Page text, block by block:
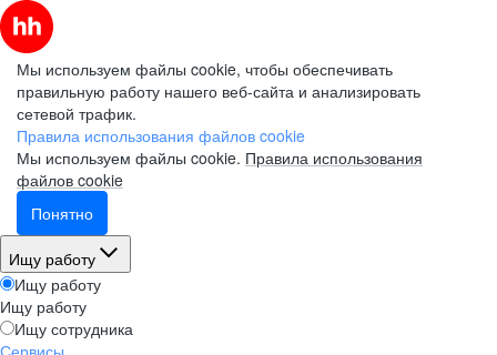
Мы используем файлы cookie, чтобы обеспечивать
правильную работу нашего веб-сайта и анализировать
сетевой трафик.
Правила использования файлов cookie
Мы используем файлы cookie. Правила использования
файлов cookie
Понятно
Ищу работу
Ищу работу
Ищу работу
Ищу сотрудника
Сервисы